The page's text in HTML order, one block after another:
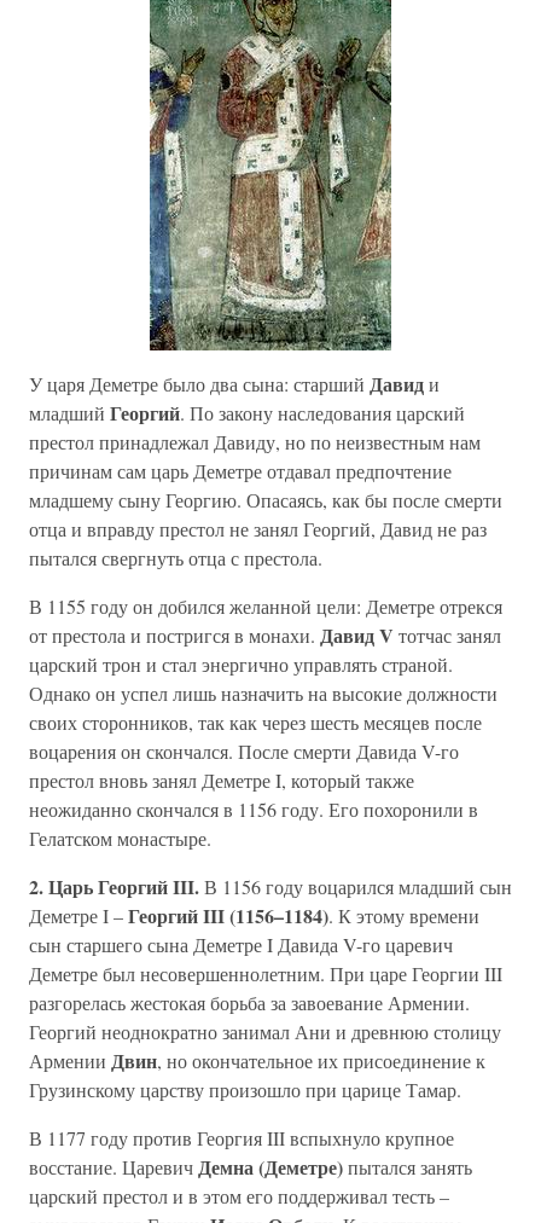
У царя Деметре было два сына: старший Давиди
младший Георгий. По закону наследования царский
престол принадлежал Давиду, но по неизвестным нам
причинам сам царь Деметре отдавал предпочтение
младшему сыну Георгию. Опасаясь, как бы после смерти
отца и вправду престол не занял Георгий, Давид не раз
пытался свергнуть отца с престола.
В 1155 году он добился желанной цели: Деметре отрекся
от престола и постригся в монахи. Давид V тотчас занял
царский трон и стал энергично управлять страной.
Однако он успел лишь назначить на высокие должности
своих сторонников, так как через шесть месяцев после
воцарения он скончался. После смерти Давида V-го
престол вновь занял Деметре I, который также
неожиданно скончался в 1156 году. Его похоронили в
Гелатском монастыре.
2. Царь Георгий III.В 1156 году воцарился младший сын
Деметре I –Георгий III (1156–1184). К этому времени
сын старшего сына Деметре I Давида V-го царевич
Деметре был несовершеннолетним. При царе Георгии III
разгорелась жестокая борьба за завоевание Армении.
Георгий неоднократно занимал Ани и древнюю столицу
Армении Двин, но окончательное их присоединение к
Грузинскому царству произошло при царице Тамар.
В 1177 году против Георгия III вспыхнуло крупное
восстание. ЦаревичДемна (Деметре)пытался занять
царский престол и в этом его поддерживал тесть –